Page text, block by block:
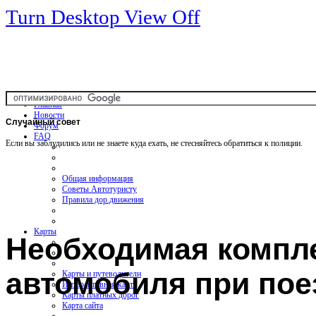
Turn Desktop View Off
Главная
Новости
Форум
FAQ
Общая информация
Советы Автотуристу
Правила дор.движения
Карты
Карты и путеводители
Интерактивная карта
Карты платных дорог
Карта сайта
Случайныйсовет
Если вы заблудились или не знаете куда ехать, не стесняйтесь обратиться к полиции.
Необходимая
автомобиля при